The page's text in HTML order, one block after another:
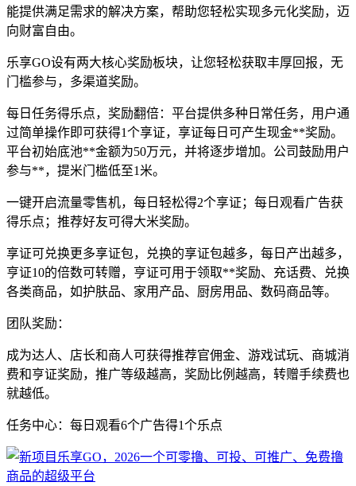
能提供满足需求的解决方案，帮助您轻松实现多元化奖励，迈
向财富自由。
乐享GO设有两大核心奖励板块，让您轻松获取丰厚回报，无
门槛参与，多渠道奖励。
每日任务得乐点，奖励翻倍：平台提供多种日常任务，用户通
过简单操作即可获得1个享证，享证每日可产生现金**奖励。
平台初始底池**金额为50万元，并将逐步增加。公司鼓励用户
参与**，提米门槛低至1米。
一键开启流量零售机，每日轻松得2个享证；每日观看广告获
得乐点；推荐好友可得大米奖励。
享证可兑换更多享证包，兑换的享证包越多，每日产出越多，
亨证10的倍数可转赠，亨证可用于领取**奖励、充话费、兑换
各类商品，如护肤品、家用产品、厨房用品、数码商品等。
团队奖励：
成为达人、店长和商人可获得推荐官佣金、游戏试玩、商城消
费和亨证奖励，推广等级越高，奖励比例越高，转赠手续费也
就越低。
任务中心：每日观看6个广告得1个乐点